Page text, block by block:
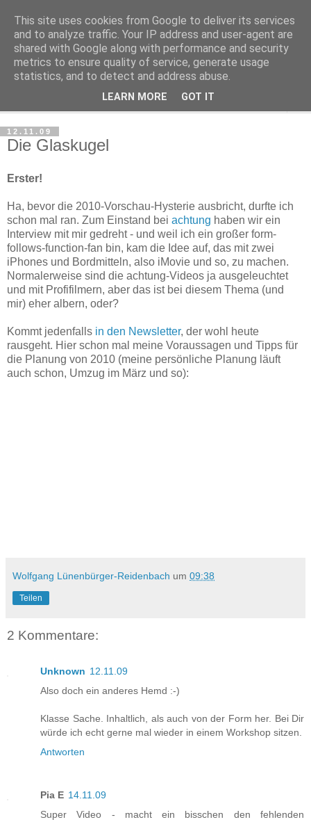
Haltungsturnen
Niveau sieht nur von unten aus wie Arroganz.
12.11.09
Die Glaskugel
Erster!
Ha, bevor die 2010-Vorschau-Hysterie ausbricht, durfte ich
schon mal ran. Zum Einstand bei achtung haben wir ein
Interview mit mir gedreht - und weil ich ein großer form-
follows-function-fan bin, kam die Idee auf, das mit zwei
iPhones und Bordmitteln, also iMovie und so, zu machen.
Normalerweise sind die achtung-Videos ja ausgeleuchtet
und mit Profifilmern, aber das ist bei diesem Thema (und
mir) eher albern, oder?
Kommt jedenfalls in den Newsletter, der wohl heute
rausgeht. Hier schon mal meine Voraussagen und Tipps für
die Planung von 2010 (meine persönliche Planung läuft
auch schon, Umzug im März und so):
Wolfgang Lünenbürger-Reidenbach um 09:38
Teilen
2 Kommentare:
Unknown 12.11.09
Also doch ein anderes Hemd :-)
Klasse Sache. Inhaltlich, als auch von der Form her. Bei Dir
würde ich echt gerne mal wieder in einem Workshop sitzen.
Antworten
Pia E 14.11.09
Super Video - macht ein bisschen den fehlenden
This site uses cookies from Google to deliver its services
and to analyze traffic. Your IP address and user-agent are
shared with Google along with performance and security
metrics to ensure quality of service, generate usage
statistics, and to detect and address abuse.
LEARN MORE GOT IT